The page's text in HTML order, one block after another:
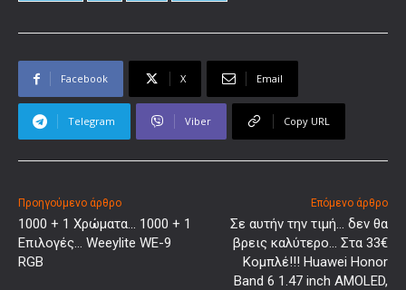
Facebook X Email
Telegram Viber Copy URL
Προηγούμενο άρθρο
1000 + 1 Xρώματα… 1000 + 1
Eπιλογές… Weeylite WE-9
RGB
Επόμενο άρθρο
Σε αυτήν την τιμή… δεν θα
βρεις καλύτερο… Στα 33€
Κομπλέ!!! Huawei Honor
Band 6 1.47 inch AMOLED,